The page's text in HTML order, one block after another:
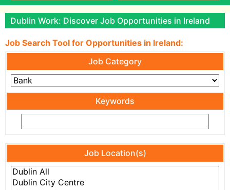
Dublin Work: Discover Job Opportunities in Ireland
Job Search Tool for Opportunities in Ireland:
Job Category
Keywords
Job Location(s)